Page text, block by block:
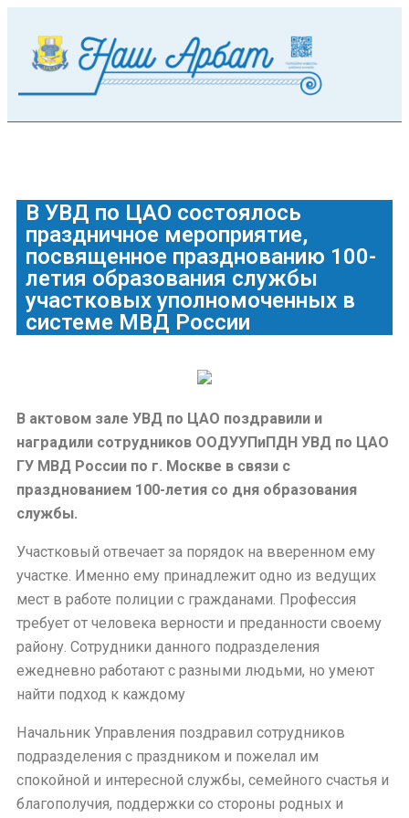
В УВД по ЦАО состоялось
праздничное мероприятие,
посвященное празднованию 100-
летия образования службы
участковых уполномоченных в
системе МВД России
В актовом зале УВД по ЦАО поздравили и
наградили сотрудников ООДУУПиПДН УВД по ЦАО
ГУ МВД России по г. Москве в связи с
празднованием 100-летия со дня образования
службы.
Участковый отвечает за порядок на вверенном ему
участке. Именно ему принадлежит одно из ведущих
мест в работе полиции с гражданами. Профессия
требует от человека верности и преданности своему
району. Сотрудники данного подразделения
ежедневно работают с разными людьми, но умеют
найти подход к каждому
Начальник Управления поздравил сотрудников
подразделения с праздником и пожелал им
спокойной и интересной службы, семейного счастья и
благополучия, поддержки со стороны родных и